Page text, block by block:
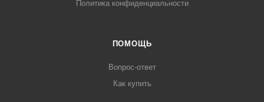
Политика конфиденциальности
ПОМОЩЬ
Вопрос-ответ
Как купить